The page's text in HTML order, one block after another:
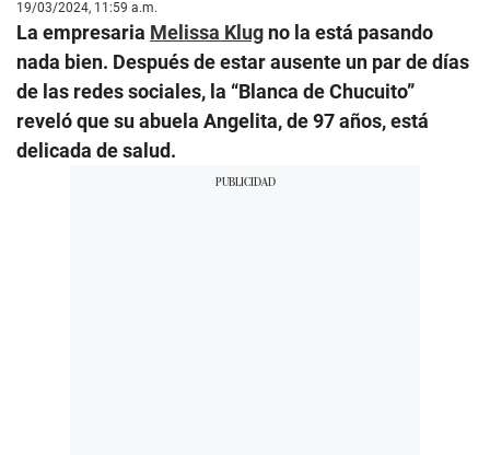
19/03/2024, 11:59 a.m.
La empresaria Melissa Klug no la está pasando
nada bien. Después de estar ausente un par de días
de las redes sociales, la “Blanca de Chucuito”
reveló que su abuela Angelita, de 97 años, está
delicada de salud.